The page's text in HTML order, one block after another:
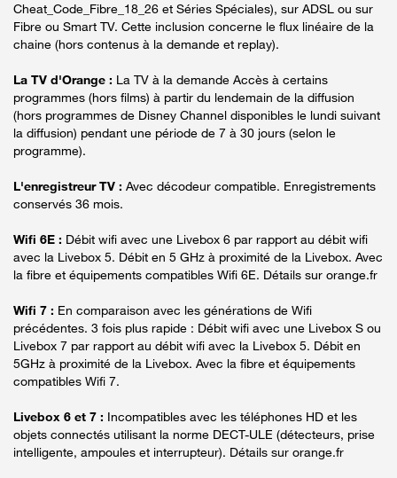
Cheat_Code_Fibre_18_26 et Séries Spéciales), sur ADSL ou sur
Fibre ou Smart TV. Cette inclusion concerne le flux linéaire de la
chaine (hors contenus à la demande et replay).
La TV d'Orange : La TV à la demande Accès à certains
programmes (hors films) à partir du lendemain de la diffusion
(hors programmes de Disney Channel disponibles le lundi suivant
la diffusion) pendant une période de 7 à 30 jours (selon le
programme).
L'enregistreur TV : Avec décodeur compatible. Enregistrements
conservés 36 mois.
Wifi 6E : Débit wifi avec une Livebox 6 par rapport au débit wifi
avec la Livebox 5. Débit en 5 GHz à proximité de la Livebox. Avec
la fibre et équipements compatibles Wifi 6E. Détails sur orange.fr
Wifi 7 : En comparaison avec les générations de Wifi
précédentes. 3 fois plus rapide : Débit wifi avec une Livebox S ou
Livebox 7 par rapport au débit wifi avec la Livebox 5. Débit en
5GHz à proximité de la Livebox. Avec la fibre et équipements
compatibles Wifi 7.
Livebox 6 et 7 : Incompatibles avec les téléphones HD et les
objets connectés utilisant la norme DECT-ULE (détecteurs, prise
intelligente, ampoules et interrupteur). Détails sur orange.fr